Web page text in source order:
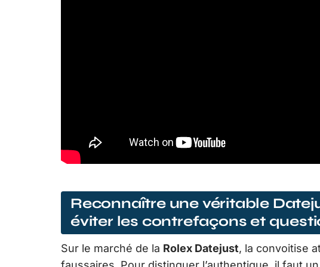
Reconnaître une véritable
éviter les contrefaçons et
Sur le marché de la Rolex Datejust, la convoitise